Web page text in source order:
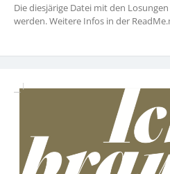
Die diesjärige Datei mit den
werden. Weitere Infos in der